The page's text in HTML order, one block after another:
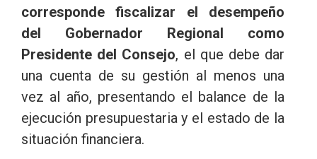
corresponde fiscalizar el desempeño
del Gobernador Regional como
Presidente del Consejo, el que debe dar
una cuenta de su gestión al menos una
vez al año, presentando el balance de la
ejecución presupuestaria y el estado de la
situación financiera.